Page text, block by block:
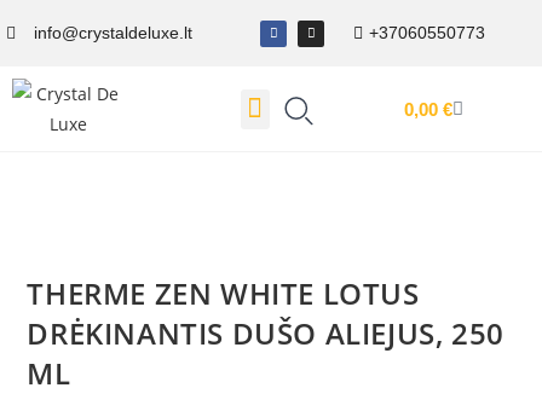
info@crystaldeluxe.lt +37060550773
0,00 €
THERME ZEN WHITE LOTUS
DRĖKINANTIS DUŠO ALIEJUS, 250
ML